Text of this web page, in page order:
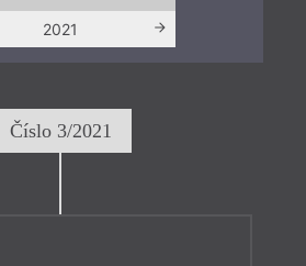
2021
Číslo 3/2021